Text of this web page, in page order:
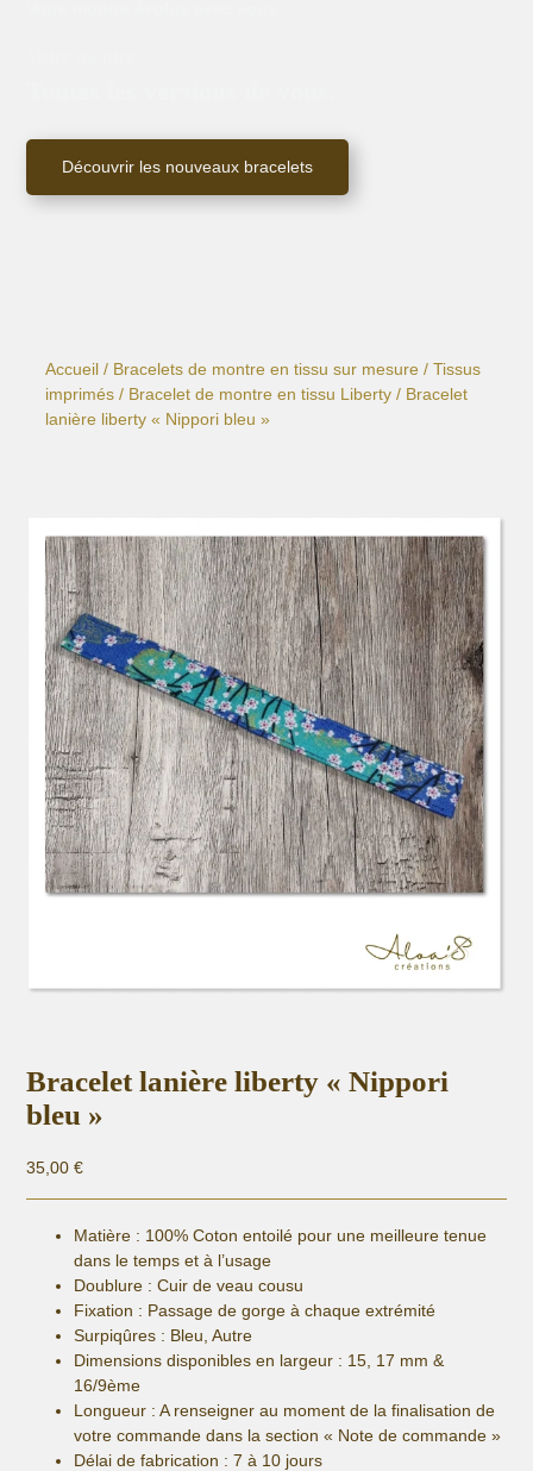
Découvrir les nouveaux bracelets
Accueil / Bracelets de montre en tissu sur mesure /Tissus
imprimés / Bracelet de montre en tissu Liberty / Bracelet
lanière liberty « Nippori bleu »
Bracelet lanière liberty « Nippori
bleu »
35,00€
Matière : 100% Coton entoilé pour une meilleure tenue
dans le temps et à l’usage
Doublure : Cuir de veau cousu
Fixation : Passage de gorge à chaque extrémité
Surpiqûres : Bleu, Autre
Dimensions disponibles en largeur : 15, 17 mm &
16/9ème
Longueur : A renseigner au moment de la finalisation de
votre commande dans la section « Note de commande »
Délai de fabrication : 7 à 10 jours